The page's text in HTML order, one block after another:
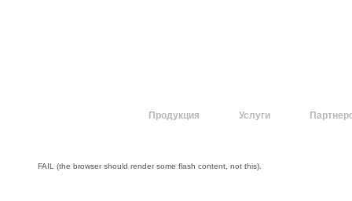
Продукция Услуги
FAIL (the browser should render some flash content, not this).